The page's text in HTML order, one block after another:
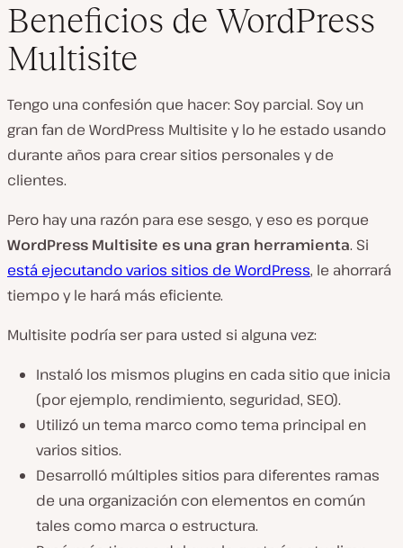
Beneficios de WordPress
Multisite
Tengo una confesión que hacer: Soy parcial. Soy un
gran fan de WordPress Multisite y lo he estado usando
durante años para crear sitios personales y de
clientes.
Pero hay una razón para ese sesgo, y eso es porque
WordPress Multisite es una gran herramienta. Si
está ejecutando varios sitios de WordPress, le ahorrará
tiempo y le hará más eficiente.
Multisite podría ser para usted si alguna vez:
Instaló los mismos plugins en cada sitio que inicia
(por ejemplo, rendimiento, seguridad, SEO).
Utilizó un tema marco como tema principal en
varios sitios.
Desarrolló múltiples sitios para diferentes ramas
de una organización con elementos en común
tales como marca o estructura.